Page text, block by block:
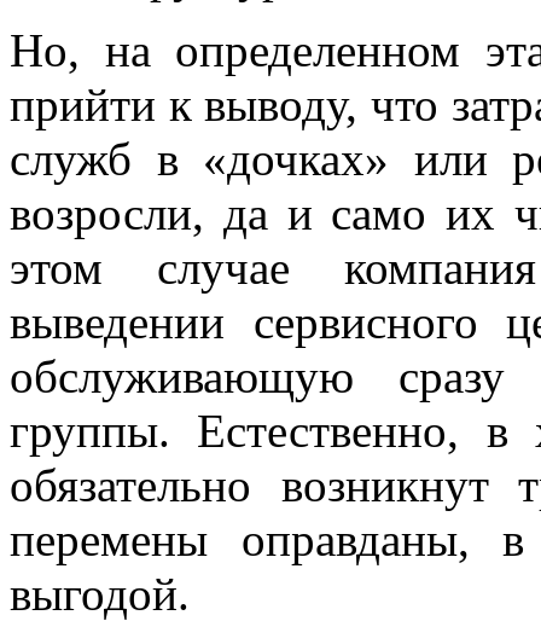
Но, на определенном
прийти к выводу, что
служб в «дочках» или
возросли, да и само их
этом случае
выведении сервисного
обслуживающую сразу
группы. Естественно, в
обязательно возникнут
перемены оправданы,
выгодой.